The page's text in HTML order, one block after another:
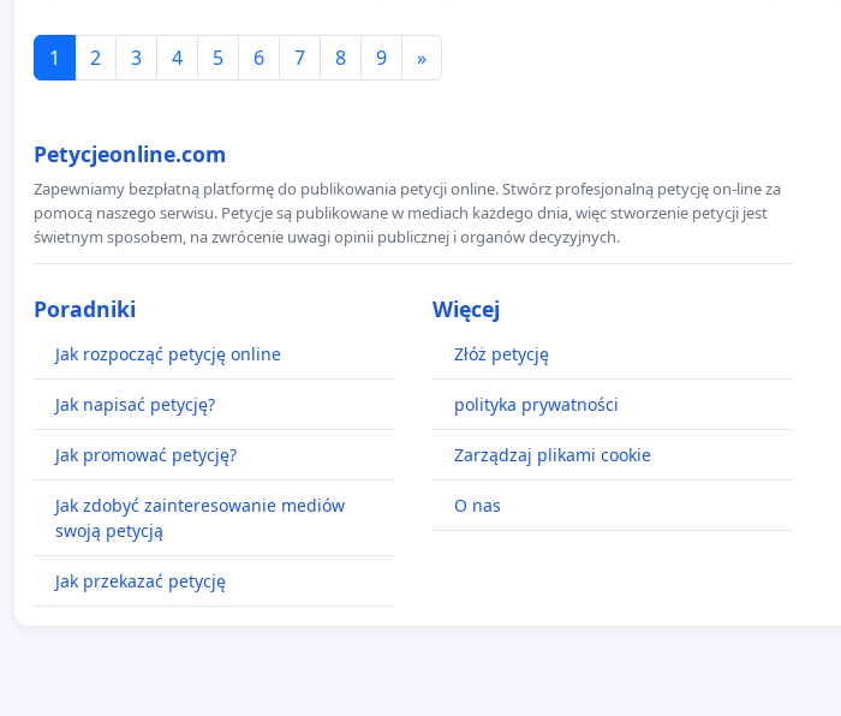
1 2 3 4 5 6 7 8 9 »
Petycjeonline.com
Zapewniamy bezpłatną platformę do publikowania petycji online. Stwórz profesjonalną petycję on-line za
pomocą naszego serwisu. Petycje są publikowane w mediach każdego dnia, więc stworzenie petycji jest
świetnym sposobem, na zwrócenie uwagi opinii publicznej i organów decyzyjnych.
Poradniki
Jak rozpocząć petycję online
Jak napisać petycję?
Jak promować petycję?
Jak zdobyć zainteresowanie mediów
swoją petycją
Jak przekazać petycję
Więcej
Złóż petycję
polityka prywatności
Zarządzaj plikami cookie
O nas